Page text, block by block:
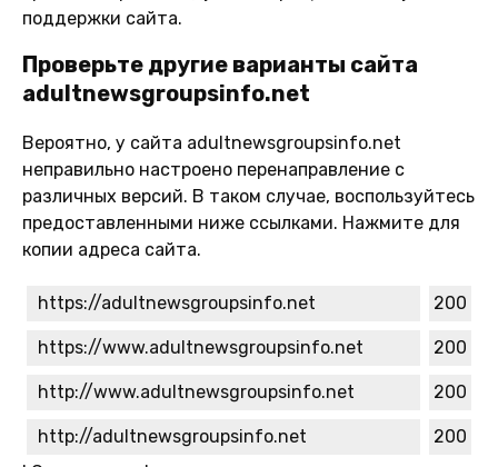
поддержки сайта.
Проверьте другие варианты сайта
adultnewsgroupsinfo.net
Вероятно, у сайта adultnewsgroupsinfo.net
неправильно настроено перенаправление с
различных версий. В таком случае, воспользуйтесь
предоставленными ниже ссылками. Нажмите для
копии адреса сайта.
https://adultnewsgroupsinfo.net 200
https://www.adultnewsgroupsinfo.net 200
http://www.adultnewsgroupsinfo.net 200
http://adultnewsgroupsinfo.net
200